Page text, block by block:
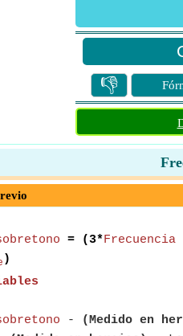
👎
= (3*
)
- (Medido en